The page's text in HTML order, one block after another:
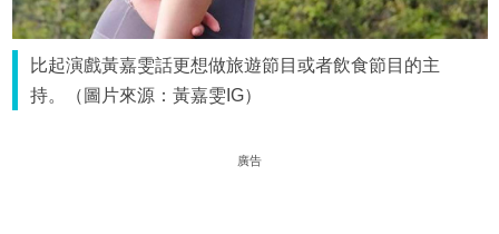
比起演戲黃嘉雯話更想做旅遊節目或者飲食節目的主
持。（圖片來源：黃嘉雯IG）
廣告